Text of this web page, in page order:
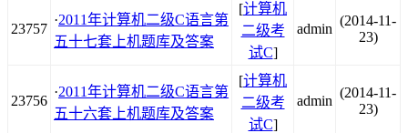
23757
·2011年计算机二级C语言第
五十七套上机题库及答案
[计算机
二级考
试C]
admin
(2014-11-
23)
23756
·2011年计算机二级C语言第
五十六套上机题库及答案
[计算机
二级考
试C]
admin
(2014-11-
23)